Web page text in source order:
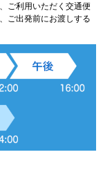
ご利用いただく交通便
ご出発前にお渡しする